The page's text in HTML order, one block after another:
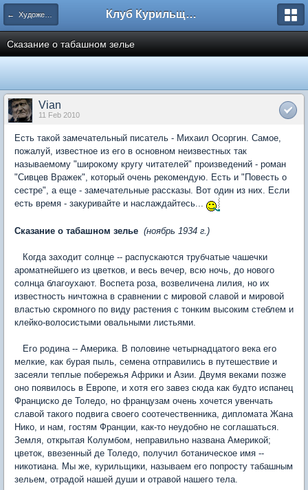
← Художественная литература Клуб Курильщиков Трубки
Сказание о табашном зелье
Vian
11 Feb 2010
Есть такой замечательный писатель - Михаил Осоргин. Самое,
пожалуй, известное из его в основном неизвестных так
называемому "широкому кругу читателей" произведений - роман
"Сивцев Вражек", который очень рекомендую. Есть и "Повесть о
сестре", а еще - замечательные рассказы. Вот один из них. Если
есть время - закуривайте и наслаждайтесь...
Сказание о табашном зелье (ноябрь 1934 г.)
Когда заходит солнце -- распускаются трубчатые чашечки
ароматнейшего из цветков, и весь вечер, всю ночь, до нового
солнца благоухают. Воспета роза, возвеличена лилия, но их
известность ничтожна в сравнении с мировой славой и мировой
властью скромного по виду растения с тонким высоким стеблем и
клейко-волосистыми овальными листьями.
Его родина -- Америка. В половине четырнадцатого века его
мелкие, как бурая пыль, семена отправились в путешествие и
засеяли теплые побережья Африки и Азии. Двумя веками позже
оно появилось в Европе, и хотя его завез сюда как будто испанец
Франциско де Толедо, но французам очень хочется увенчать
славой такого подвига своего соотечественника, дипломата Жана
Нико, и нам, гостям Франции, как-то неудобно не соглашаться.
Земля, открытая Колумбом, неправильно названа Америкой;
цветок, ввезенный де Толедо, получил ботаническое имя --
никотиана. Мы же, курильщики, называем его попросту табашным
зельем, отрадой нашей души и отравой нашего тела.